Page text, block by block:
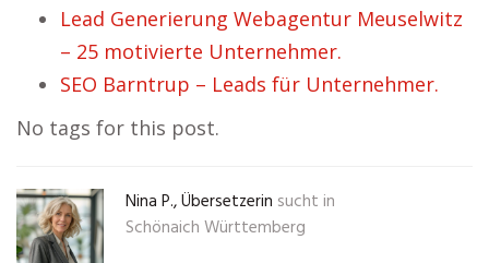
Lead Generierung Webagentur Meuselwitz
– 25 motivierte Unternehmer.
SEO Barntrup – Leads für Unternehmer.
No tags for this post.
Nina P., Übersetzerin sucht in
Schönaich Württemberg